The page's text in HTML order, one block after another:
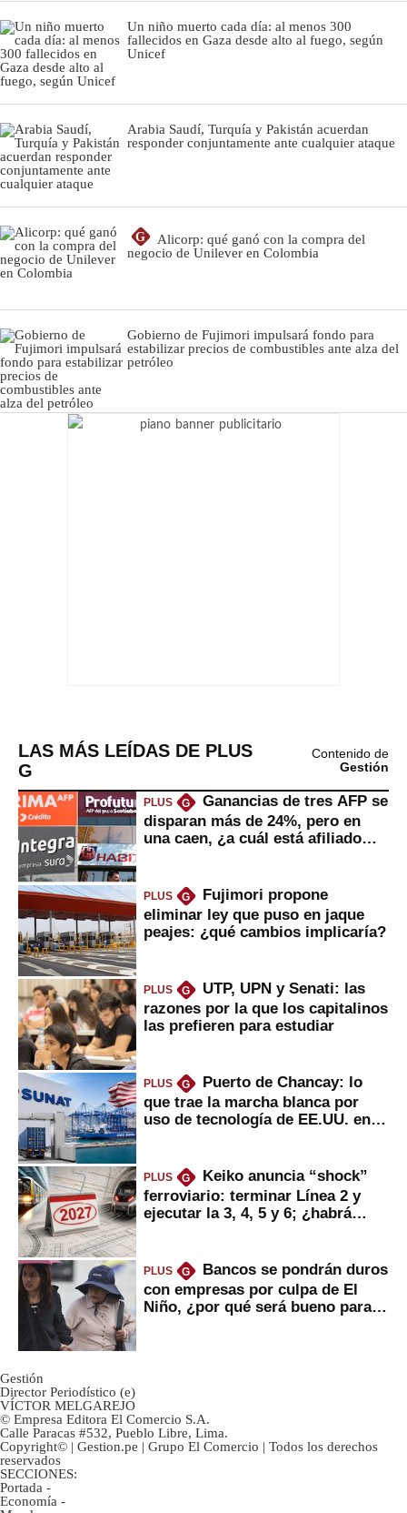
Un niño muerto cada día: al menos 300
fallecidos en Gaza desde alto al fuego, según
Unicef
Arabia Saudí, Turquía y Pakistán acuerdan
responder conjuntamente ante cualquier ataque
G
Alicorp: qué ganó con la compra del
negocio de Unilever en Colombia
Gobierno de Fujimori impulsará fondo para
estabilizar precios de combustibles ante alza del
petróleo
LAS MÁS LEÍDAS DE PLUS
G
Contenido de
Gestión
PLUS G
Ganancias de tres AFP se
disparan más de 24%, pero en
una caen, ¿a cuál está afiliado
PLUS G
Fujimori propone
eliminar ley que puso en jaque
peajes: ¿qué cambios implicaría?
PLUS G
UTP, UPN y Senati: las
razones por la que los capitalinos
las prefieren para estudiar
PLUS G
Puerto de Chancay: lo
que trae la marcha blanca por
uso de tecnología de EE.UU. en
PLUS G
Keiko anuncia “shock”
ferroviario: terminar Línea 2 y
ejecutar la 3, 4, 5 y 6; ¿habrá
PLUS G
Bancos se pondrán duros
con empresas por culpa de El
Niño, ¿por qué será bueno para
Gestión
Director Periodístico (e)
VÍCTOR MELGAREJO
© Empresa Editora El Comercio S.A.
Calle Paracas #532, Pueblo Libre, Lima.
Copyright© | Gestion.pe | Grupo El Comercio | Todos los derechos
reservados
SECCIONES:
Portada -
Economía -